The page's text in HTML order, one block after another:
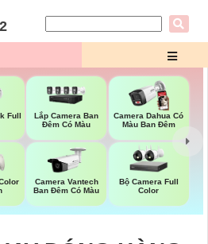
Full
Lắp Camera Ban
Đêm Có Màu
Camera Dahua Có
Màu Ban Đêm
Camera Vantech
Ban Đêm Có Màu
Bộ Camera Full
Color